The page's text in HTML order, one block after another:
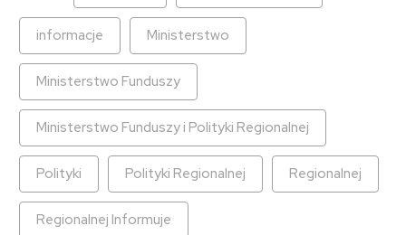
informacje Ministerstwo
Ministerstwo Funduszy
Ministerstwo Funduszy i Polityki Regionalnej
Polityki Polityki Regionalnej Regionalnej
Regionalnej Informuje